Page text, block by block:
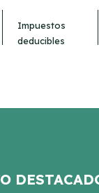
Impuestos
deducibles